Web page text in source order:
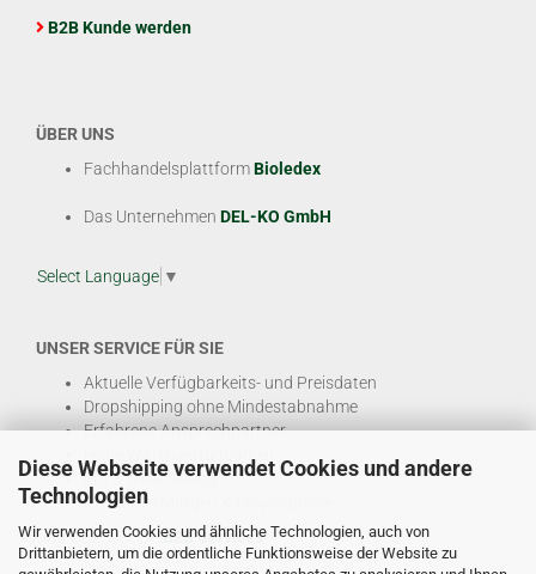
Diese Webseite verwendet Cookies und andere
Technologien
Wir verwenden Cookies und ähnliche Technologien, auch von
Drittanbietern, um die ordentliche Funktionsweise der Website zu
B2B Kunde werden
ÜBER UNS
FachhandelsplattformBioledex
Das Unternehmen DEL-KO GmbH
Select Language ▼
UNSER SERVICE FÜR SIE
Aktuelle Verfügbarkeits- und Preisdaten
Dropshipping ohne Mindestabnahme
Erfahrene Ansprechpartner
Hohe Warenverfügbarkeit
EDI & E-Rechnung
Attraktive Margen & Projektpreise
Und viele weitereB2B Services